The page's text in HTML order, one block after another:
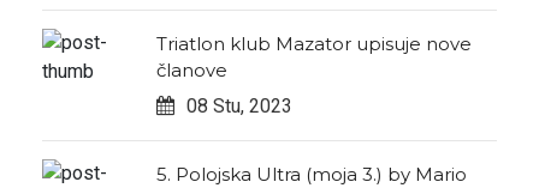
Triatlon klub Mazator upisuje nove
članove
08 Stu, 2023
5. Polojska Ultra (moja 3.) by Mario